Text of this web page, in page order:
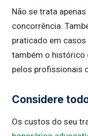
Não se trata
concorrência.
praticado em
também o histórico
pelos profissionais
Considere
Os custos do seu